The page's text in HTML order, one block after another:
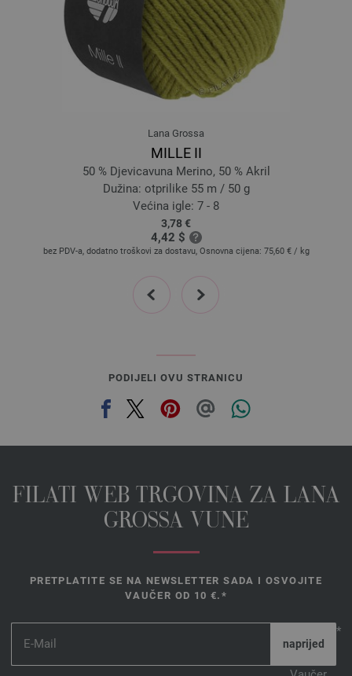
Lana Grossa
MILLE II
50 % Djevicavuna Merino, 50 % Akril
Dužina: otprilike 55 m / 50 g
Većina igle: 7 - 8
3,78 €
4,42 $
bez PDV-a, dodatno troškovi za dostavu, Osnovna cijena: 75,60 € / kg
prev next
PODIJELI OVU STRANICU
FILATI WEB TRGOVINA ZA LANA
GROSSA VUNE
PRETPLATITE SE NA NEWSLETTER SADA I OSVOJITE
VAUČER OD 10 €.*
*